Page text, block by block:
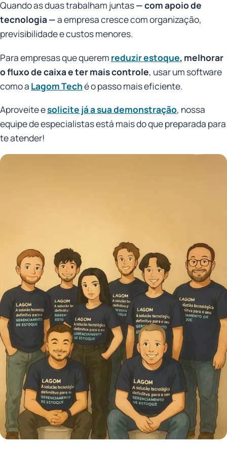
Quando as duas trabalham juntas— com apoio de
tecnologia —a empresa cresce com organização,
previsibilidade e custos menores.
Para empresas que querem reduzir estoque, melhorar
o fluxo de caixa e ter mais controle, usar um software
como a Lagom Teché o passo mais eficiente.
Aproveite esolicite já a sua demonstração, nossa
equipe de especialistas está mais do que preparada para
te atender!